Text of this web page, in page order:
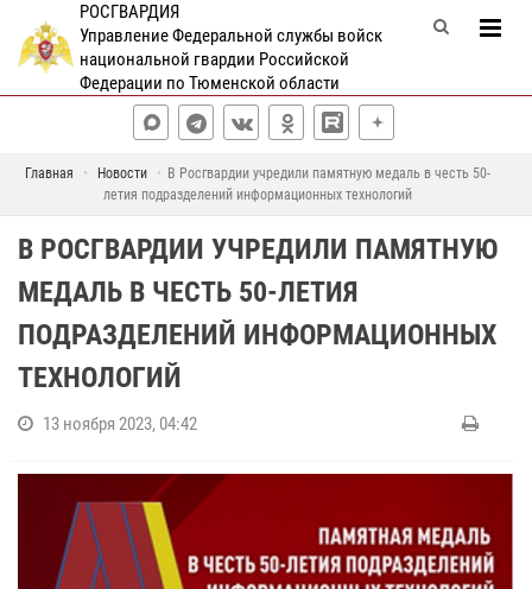
РОСГВАРДИЯ
Управление Федеральной службы войск
национальной гвардии Российской
Федерации по Тюменской области
Главная Новости
В Росгвардии учредили памятную медаль в честь 50-
летия подразделений информационных технологий
В РОСГВАРДИИ УЧРЕДИЛИ ПАМЯТНУЮ
МЕДАЛЬ В ЧЕСТЬ 50-ЛЕТИЯ
ПОДРАЗДЕЛЕНИЙ ИНФОРМАЦИОННЫХ
ТЕХНОЛОГИЙ
13 ноября 2023, 04:42